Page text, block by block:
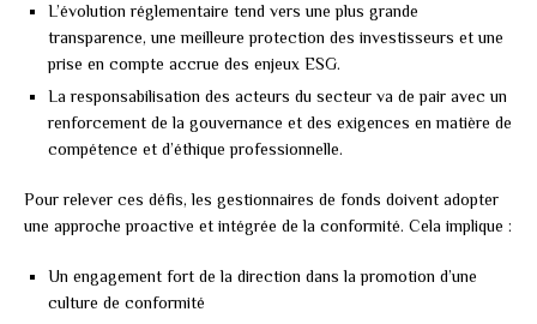
L’évolution réglementaire tend vers une plus grande
transparence, une meilleure protection des investisseurs et une
prise en compte accrue des enjeux ESG.
La responsabilisation des acteurs du secteur va de pair avec un
renforcement de la gouvernance et des exigences en matière de
compétence et d’éthique professionnelle.
Pour relever ces défis, les gestionnaires de fonds doivent adopter
une approche proactive et intégrée de la conformité. Cela implique :
Un engagement fort de la direction dans la promotion d’une
culture de conformité